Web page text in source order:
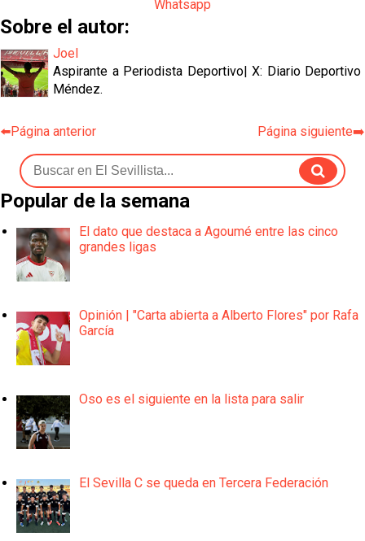
Whatsapp
Sobre el autor:
Joel
Aspirante a Periodista Deportivo| X: Diario Deportivo
Méndez.
⬅️Página anterior Página siguiente➡️
Popular de la semana
El dato que destaca a Agoumé entre las cinco
grandes ligas
Opinión | "Carta abierta a Alberto Flores" por Rafa
García
Oso es el siguiente en la lista para salir
El Sevilla C se queda en Tercera Federación